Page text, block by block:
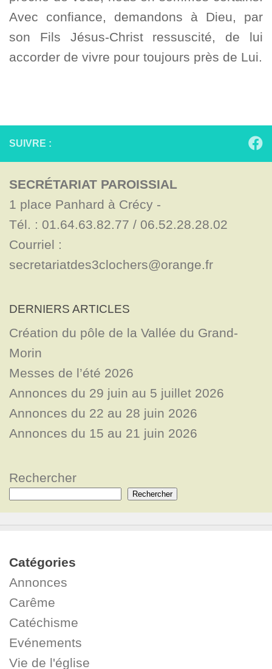
Avec confiance, demandons à Dieu, par
son Fils Jésus-Christ ressuscité, de lui
accorder de vivre pour toujours près de Lui.
SUIVRE :
SECRÉTARIAT PAROISSIAL
1 place Panhard à Crécy -
Tél. : 01.64.63.82.77 / 06.52.28.28.02
Courriel :
secretariatdes3clochers@orange.fr
DERNIERS ARTICLES
Création du pôle de la Vallée du Grand-
Morin
Messes de l’été 2026
Annonces du 29 juin au 5 juillet 2026
Annonces du 22 au 28 juin 2026
Annonces du 15 au 21 juin 2026
Rechercher
Rechercher
Catégories
Annonces
Carême
Catéchisme
Evénements
Vie de l'église